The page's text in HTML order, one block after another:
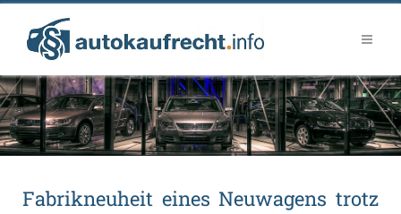
Fa­brik­neu­heit ei­nes Neu­wa­gens trotz